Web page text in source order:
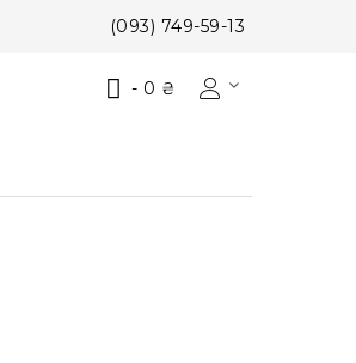
(093) 749-59-13
- 0 ₴